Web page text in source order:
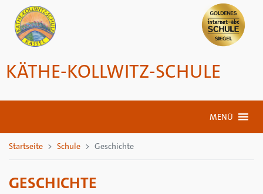
KÄTHE-KOLLWITZ-SCHULE
MENÜ
Startseite Schule Geschichte
GESCHICHTE